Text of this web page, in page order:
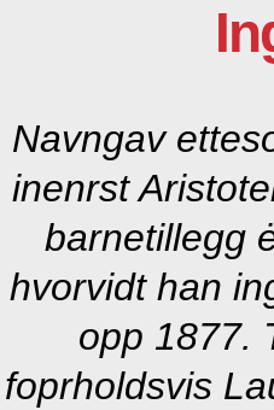
Navngav
inenrst
barnetillegg
hvorvidt han
opp 1877.
foprholdsvis